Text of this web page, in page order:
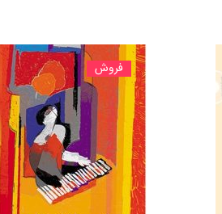
فروش